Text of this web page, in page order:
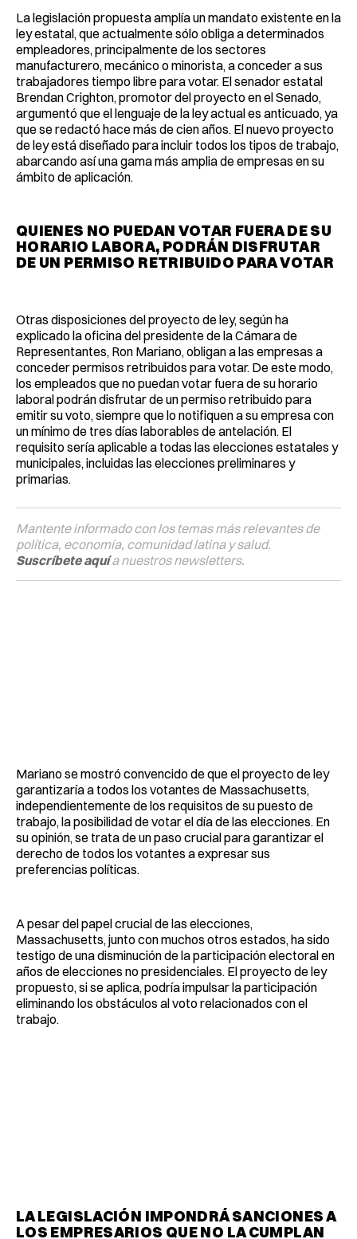
La legislación propuesta amplía un mandato existente en la
ley estatal, que actualmente sólo obliga a determinados
empleadores, principalmente de los sectores
manufacturero, mecánico o minorista, a conceder a sus
trabajadores tiempo libre para votar. El senador estatal
Brendan Crighton, promotor del proyecto en el Senado,
argumentó que el lenguaje de la ley actual es anticuado, ya
que se redactó hace más de cien años. El nuevo proyecto
de ley está diseñado para incluir todos los tipos de trabajo,
abarcando así una gama más amplia de empresas en su
ámbito de aplicación.
QUIENES NO PUEDAN VOTAR FUERA DE SU
HORARIO LABORA, PODRÁN DISFRUTAR
DE UN PERMISO RETRIBUIDO PARA VOTAR
Otras disposiciones del proyecto de ley, según ha
explicado la oficina del presidente de la Cámara de
Representantes, Ron Mariano, obligan a las empresas a
conceder permisos retribuidos para votar. De este modo,
los empleados que no puedan votar fuera de su horario
laboral podrán disfrutar de un permiso retribuido para
emitir su voto, siempre que lo notifiquen a su empresa con
un mínimo de tres días laborables de antelación. El
requisito sería aplicable a todas las elecciones estatales y
municipales, incluidas las elecciones preliminares y
primarias.
Mantente informado con los temas más relevantes de
política, economía, comunidad latina y salud.
Suscríbete aquía nuestros newsletters.
Mariano se mostró convencido de que el proyecto de ley
garantizaría a todos los votantes de Massachusetts,
independientemente de los requisitos de su puesto de
trabajo, la posibilidad de votar el día de las elecciones. En
su opinión, se trata de un paso crucial para garantizar el
derecho de todos los votantes a expresar sus
preferencias políticas.
A pesar del papel crucial de las elecciones,
Massachusetts, junto con muchos otros estados, ha sido
testigo de una disminución de la participación electoral en
años de elecciones no presidenciales. El proyecto de ley
propuesto, si se aplica, podría impulsar la participación
eliminando los obstáculos al voto relacionados con el
trabajo.
LA LEGISLACIÓN IMPONDRÁ SANCIONES A
LOS EMPRESARIOS QUE NO LA CUMPLAN